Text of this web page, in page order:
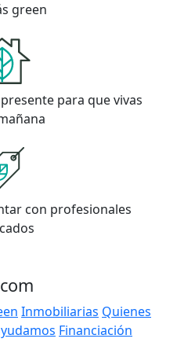
green
para que vivas
con profesionales
Inmobiliarias Quienes
Financiación